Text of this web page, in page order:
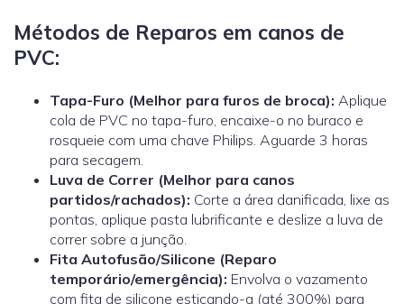
Métodos de Reparos em canos de
PVC:
Tapa-Furo (Melhor para furos de broca): Aplique
cola de PVC no tapa-furo, encaixe-o no buraco e
rosqueie com uma chave Philips. Aguarde 3 horas
para secagem.
Luva de Correr (Melhor para canos
partidos/rachados): Corte a área danificada, lixe as
pontas, aplique pasta lubrificante e deslize a luva de
correr sobre a junção.
Fita Autofusão/Silicone (Reparo
temporário/emergência): Envolva o vazamento
com fita de silicone esticando-a (até 300%) para